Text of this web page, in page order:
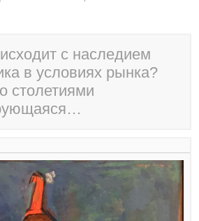
с наследием
в условиях рынка?
столетиями